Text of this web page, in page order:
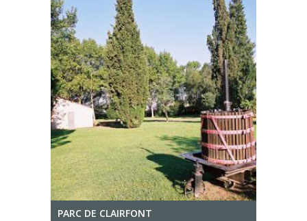
PARC DE CLAIRFONT